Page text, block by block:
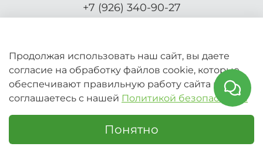
+7 (926) 340-90-27
2026 © Вся информация на сайте носит справочный
характер и не является публичной офертой (Ст.437 ГК
Продолжая использовать наш сайт, вы даете
согласие на обработку файлов cookie, которые
обеспечивают правильную работу сайта и
соглашаетесь с нашей Политикой безопасности
Понятно